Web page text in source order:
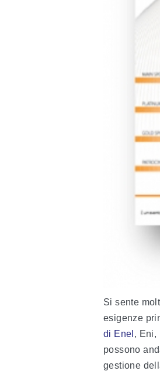
Si sente
esigenze
di Enel , Eni,
possono
gestione